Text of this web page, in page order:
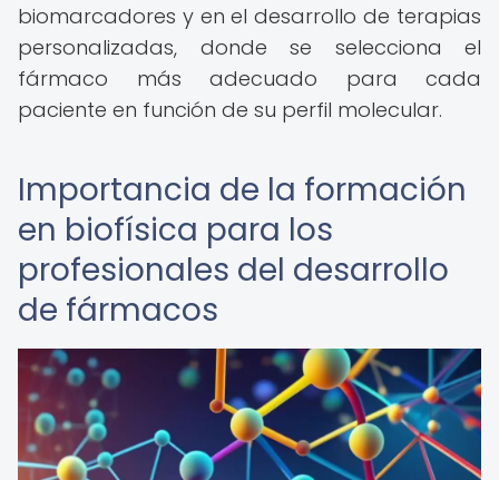
biomarcadores y en el desarrollo de terapias
personalizadas, donde se selecciona el
fármaco más adecuado para cada
paciente en función de su perfil molecular.
Importancia de la formación
en biofísica para los
profesionales del desarrollo
de fármacos